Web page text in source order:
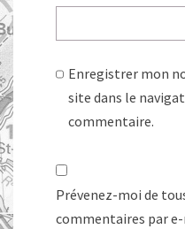
Enregistrer mon
site dans le
commentaire.
Prévenez-moi de
commentaires par